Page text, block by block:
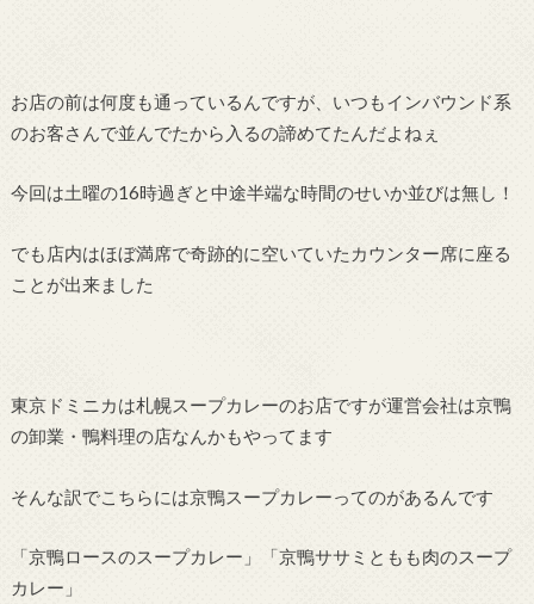
お店の前は何度も通っているんですが、いつもインバウンド系
のお客さんで並んでたから入るの諦めてたんだよねぇ
今回は土曜の16時過ぎと中途半端な時間のせいか並びは無し！
でも店内はほぼ満席で奇跡的に空いていたカウンター席に座る
ことが出来ました
東京ドミニカは札幌スープカレーのお店ですが運営会社は京鴨
の卸業・鴨料理の店なんかもやってます
そんな訳でこちらには京鴨スープカレーってのがあるんです
「京鴨ロースのスープカレー」「京鴨ササミともも肉のスープ
カレー」